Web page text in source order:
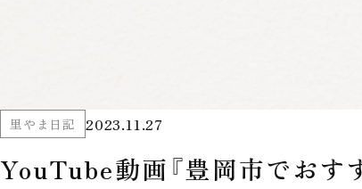
里やま日記 2023.11.27
YouTube動画『豊岡市でおす